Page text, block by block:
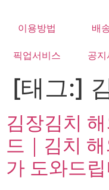
content
이용방법 배
픽업서비스 공
[태그:]
김장김치
드｜김치
가 도와드